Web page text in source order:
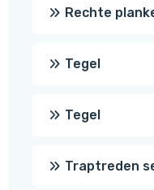
Rechte
Tegel
Tegel
Traptreden